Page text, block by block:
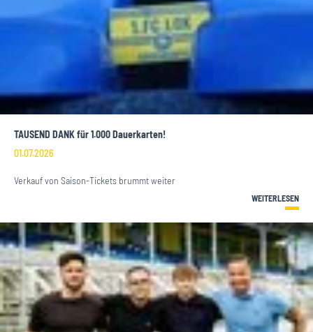
TAUSEND DANK für 1.000 Dauerkarten!
01.07.2026
Verkauf von Saison-Tickets brummt weiter
WEITERLESEN